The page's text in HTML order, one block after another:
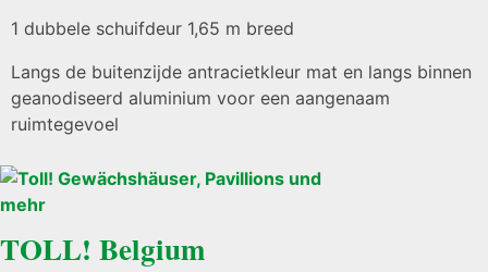
1 dubbele schuifdeur 1,65 m breed
Langs de buitenzijde antracietkleur mat en langs binnen
geanodiseerd aluminium voor een aangenaam
ruimtegevoel
TOLL! Belgium